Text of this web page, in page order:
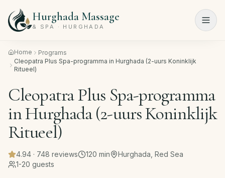
Hurghada Massage
& SPA · HURGHADA
Menu
Home
programma's
Schoonheidssalon
Over
Home
Programs
Cleopatra Plus Spa-programma in Hurghada (2-uurs Koninklijk
Ritueel)
Cleopatra Plus Spa-programma
in Hurghada (2-uurs Koninklijk
Ritueel)
4.94 · 748 reviews 120 min
Hurghada, Red Sea
1-20 guests